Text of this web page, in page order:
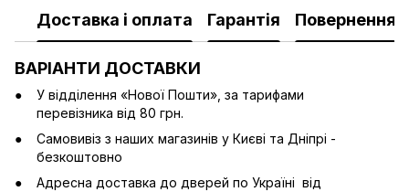
Доставка і оплата Гарантія Повернення
ВАРІАНТИ ДОСТАВКИ
У відділення «Нової Пошти», за тарифами
перевізника від 80 грн.
Cамовивіз з наших магазинів у Києві та Дніпрі -
безкоштовно
Адресна доставка до дверей по Україні від